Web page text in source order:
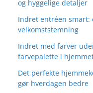
og hyggelige detaljer
Indret entréen smart:
velkomststemning
Indret med farver
farvepalette i
Det perfekte
gør hverdagen bedre